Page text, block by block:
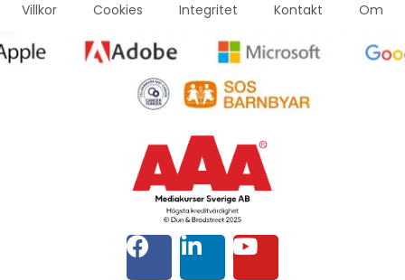
Villkor Cookies Integritet Kontakt Om